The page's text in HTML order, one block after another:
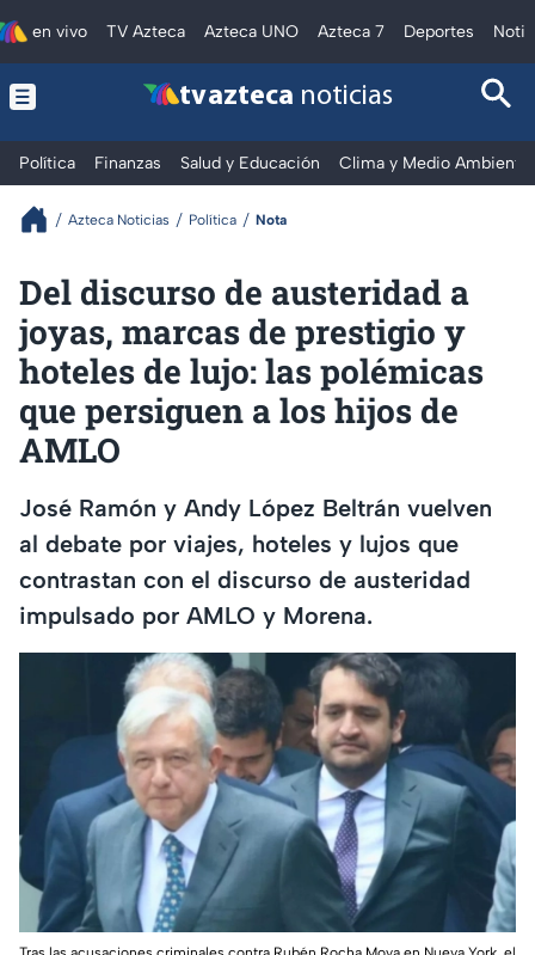
en vivo TV Azteca Azteca UNO Azteca 7 Deportes
tv azteca noticias
Política Finanzas Salud y Educación Clima y Medio Ambiente
Azteca Noticias Política Nota
Del discurso de austeridad a
joyas, marcas de prestigio y
hoteles de lujo: las polémicas
que persiguen a los hijos de
AMLO
José Ramón y Andy López Beltrán vuelven
al debate por viajes, hoteles y lujos que
contrastan con el discurso de austeridad
impulsado por AMLO y Morena.